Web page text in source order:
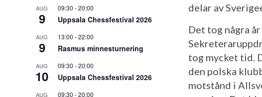
AUG
9
09:30 -20:00
Uppsala Chessfestival 2026
AUG
9
13:00 -22:00
Rasmus minnesturnering
AUG
10
09:30 -20:00
Uppsala Chessfestival 2026
AUG 09:30 -20:00
delar av
Det tog några
tog mycket tid.
den polska
motstånd i